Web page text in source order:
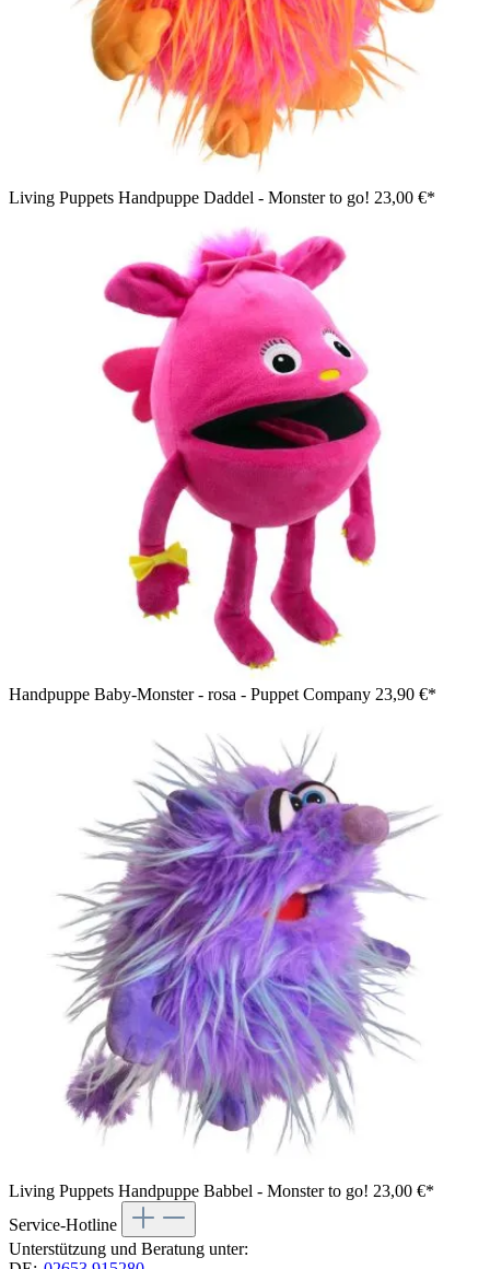
Living Puppets Handpuppe Daddel - Monster to go! 23,00 €*
Handpuppe Baby-Monster - rosa - Puppet Company 23,90 €*
Living Puppets Handpuppe Babbel - Monster to go! 23,00 €*
Service-Hotline
Unterstützung und Beratung unter: